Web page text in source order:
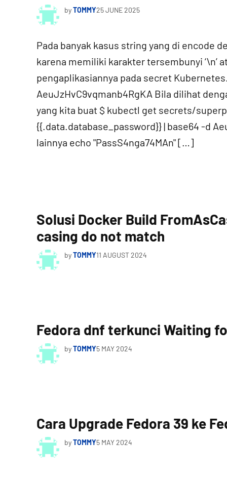
byTOMMY25 JUNE 2025
Pada banyak kasus string yang di encode
karena memiliki karakter tersembunyi ‘\n’
pengaplikasiannya pada secret
AeuJzHvC9vqmanb4RgKA Bila dilihat
yang kita buat $ kubectl get secrets/
{{.data.database_password}} | base64 -d
lainnya echo "PassS4nga74MAn" […]
Solusi Docker Build
casing do not match
byTOMMY11 AUGUST 2024
Fedora dnf terkunci Waiting
byTOMMY5 MAY 2024
Cara Upgrade Fedora 39 ke
byTOMMY5 MAY 2024